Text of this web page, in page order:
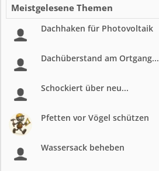
Meistgelesene Themen
Dachhaken für Photovoltaik
Dachüberstand am Ortgang...
Schockiert über neu...
Pfetten vor Vögel schützen
Wassersack beheben